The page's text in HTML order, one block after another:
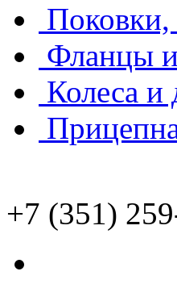
Поковки,
Фланцы
Колеса и
+7 (351)